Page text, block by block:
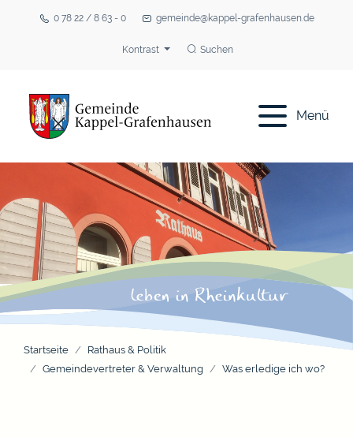
0 78 22 / 8 63 - 0 gemeinde@kappel-grafenhausen.de
Kontrast Suchen
Menü
Startseite
Rathaus & Politik
Gemeindevertreter & Verwaltung
Was erledige ich wo?